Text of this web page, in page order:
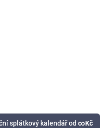
splátkový kalendář od ∞Kč